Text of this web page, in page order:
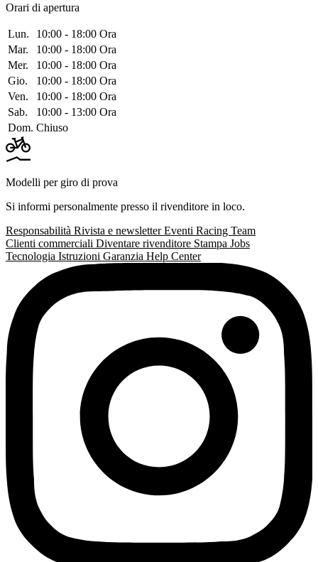
Orari di apertura
Lun.
10:00 ‑ 18:00 Ora
Mar.
10:00 ‑ 18:00 Ora
Mer.
10:00 ‑ 18:00 Ora
Gio.
10:00 ‑ 18:00 Ora
Ven.
10:00 ‑ 18:00 Ora
Sab.
10:00 ‑ 13:00 Ora
Dom. Chiuso
Modelli per giro di prova
Si informi personalmente presso il rivenditore in loco.
Responsabilità Rivista e newsletterEventi Racing Team
Clienti commerciali Diventare rivenditore Stampa Jobs
Tecnologia Istruzioni Garanzia Help Center